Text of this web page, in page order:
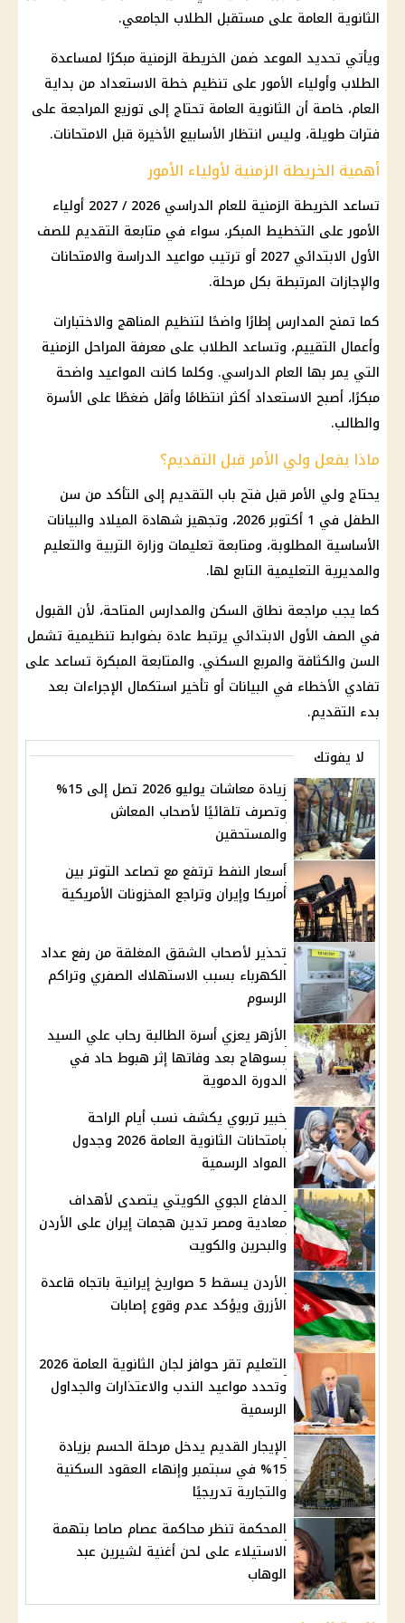
الثانوية العامة على مستقبل الطلاب الجامعي.
ويأتي تحديد الموعد ضمن الخريطة الزمنية مبكرًا لمساعدة
الطلاب وأولياء الأمور على تنظيم خطة الاستعداد من بداية
العام، خاصة أن الثانوية العامة تحتاج إلى توزيع المراجعة على
فترات طويلة، وليس انتظار الأسابيع الأخيرة قبل الامتحانات.
أهمية الخريطة الزمنية لأولياء الأمور
تساعد الخريطة الزمنية للعام الدراسي 2026 / 2027 أولياء
الأمور على التخطيط المبكر، سواء في متابعة التقديم للصف
الأول الابتدائي 2027 أو ترتيب مواعيد الدراسة والامتحانات
والإجازات المرتبطة بكل مرحلة.
كما تمنح المدارس إطارًا واضحًا لتنظيم المناهج والاختبارات
وأعمال التقييم، وتساعد الطلاب على معرفة المراحل الزمنية
التي يمر بها العام الدراسي. وكلما كانت المواعيد واضحة
مبكرًا، أصبح الاستعداد أكثر انتظامًا وأقل ضغطًا على الأسرة
والطالب.
ماذا يفعل ولي الأمر قبل التقديم؟
يحتاج ولي الأمر قبل فتح باب التقديم إلى التأكد من سن
الطفل في 1 أكتوبر 2026، وتجهيز شهادة الميلاد والبيانات
الأساسية المطلوبة، ومتابعة تعليمات وزارة التربية والتعليم
والمديرية التعليمية التابع لها.
كما يجب مراجعة نطاق السكن والمدارس المتاحة، لأن القبول
في الصف الأول الابتدائي يرتبط عادة بضوابط تنظيمية تشمل
السن والكثافة والمربع السكني. والمتابعة المبكرة تساعد على
تفادي الأخطاء في البيانات أو تأخير استكمال الإجراءات بعد
بدء التقديم.
لا يفوتك
زيادة معاشات يوليو 2026 تصل إلى 15%
وتصرف تلقائيًا لأصحاب المعاش
والمستحقين
أسعار النفط ترتفع مع تصاعد التوتر بين
أمريكا وإيران وتراجع المخزونات الأمريكية
تحذير لأصحاب الشقق المغلقة من رفع عداد
الكهرباء بسبب الاستهلاك الصفري وتراكم
الرسوم
الأزهر يعزي أسرة الطالبة رحاب علي السيد
بسوهاج بعد وفاتها إثر هبوط حاد في
الدورة الدموية
خبير تربوي يكشف نسب أيام الراحة
بامتحانات الثانوية العامة 2026 وجدول
المواد الرسمية
الدفاع الجوي الكويتي يتصدى لأهداف
معادية ومصر تدين هجمات إيران على الأردن
والبحرين والكويت
الأردن يسقط 5 صواريخ إيرانية باتجاه قاعدة
الأزرق ويؤكد عدم وقوع إصابات
التعليم تقر حوافز لجان الثانوية العامة 2026
وتحدد مواعيد الندب والاعتذارات والجداول
الرسمية
الإيجار القديم يدخل مرحلة الحسم بزيادة
15% في سبتمبر وإنهاء العقود السكنية
والتجارية تدريجيًا
المحكمة تنظر محاكمة عصام صاصا بتهمة
الاستيلاء على لحن أغنية لشيرين عبد
الوهاب